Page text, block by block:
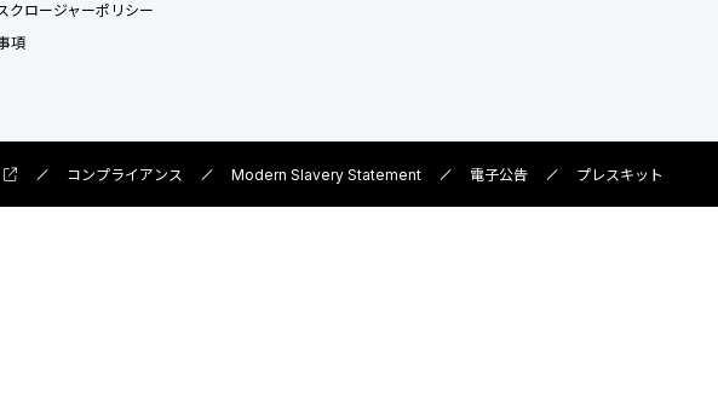
クロージャーポリシー
項
コンプライアンス Modern Slavery Statement 電子公告 プレスキット